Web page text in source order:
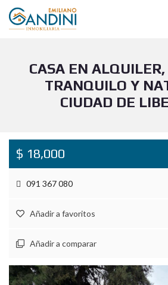
CASA EN
TRANQUILO Y
CIUDAD DE
$ 18,000
091 367 080
Añadir a favoritos
Añadir a comparar